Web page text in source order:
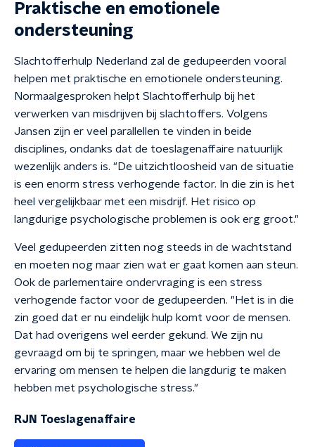
Praktische en emotionele
ondersteuning
Slachtofferhulp Nederland zal de gedupeerden vooral
helpen met praktische en emotionele ondersteuning.
Normaalgesproken helpt Slachtofferhulp bij het
verwerken van misdrijven bij slachtoffers. Volgens
Jansen zijn er veel parallellen te vinden in beide
disciplines, ondanks dat de toeslagenaffaire natuurlijk
wezenlijk anders is. "De uitzichtloosheid van de situatie
is een enorm stress verhogende factor. In die zin is het
heel vergelijkbaar met een misdrijf. Het risico op
langdurige psychologische problemen is ook erg groot."
Veel gedupeerden zitten nog steeds in de wachtstand
en moeten nog maar zien wat er gaat komen aan steun.
Ook de parlementaire ondervraging is een stress
verhogende factor voor de gedupeerden. "Het is in die
zin goed dat er nu eindelijk hulp komt voor de mensen.
Dat had overigens wel eerder gekund. We zijn nu
gevraagd om bij te springen, maar we hebben wel de
ervaring om mensen te helpen die langdurig te maken
hebben met psychologische stress."
RJN Toeslagenaffaire